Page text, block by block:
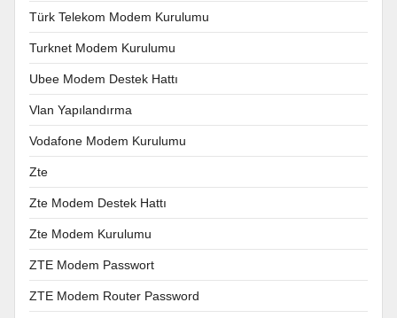
Türk Telekom Modem Kurulumu
Turknet Modem Kurulumu
Ubee Modem Destek Hattı
Vlan Yapılandırma
Vodafone Modem Kurulumu
Zte
Zte Modem Destek Hattı
Zte Modem Kurulumu
ZTE Modem Passwort
ZTE Modem Router Password